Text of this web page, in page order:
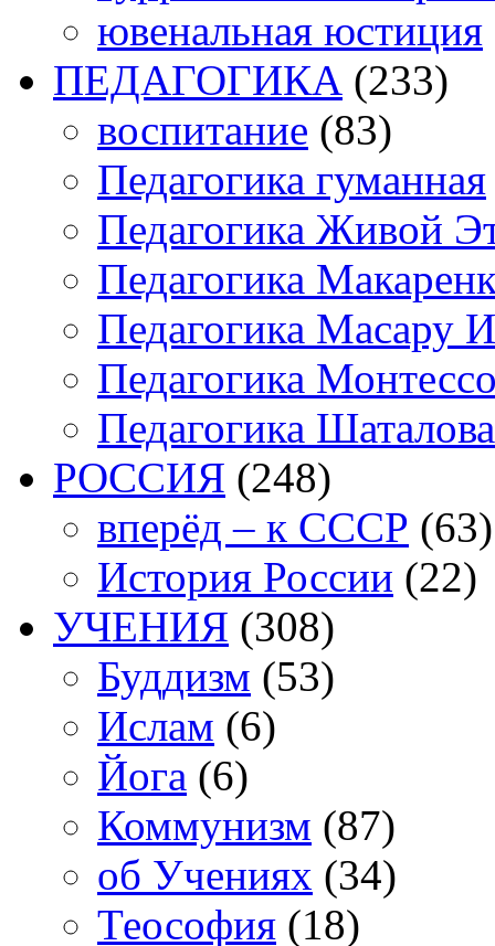
ювенальная юстиция
ПЕДАГОГИКА (233)
воспитание (83)
Педагогика гуманная
Педагогика Живой
Педагогика
Педагогика Масару
Педагогика
Педагогика Шаталова
РОССИЯ (248)
вперёд – к СССР (63)
История России (22)
УЧЕНИЯ (308)
Буддизм (53)
Ислам (6)
Йога (6)
Коммунизм (87)
об Учениях (34)
Теософия (18)